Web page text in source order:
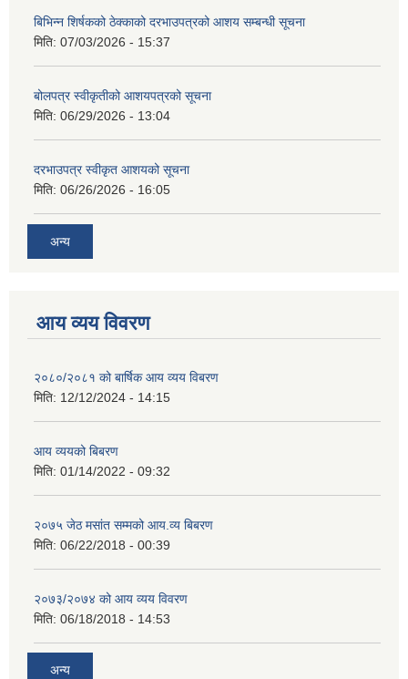
बिभिन्‍न शिर्षकको ठेक्काको दरभाउपत्रको आशय सम्बन्धी सूचना
मिति: 07/03/2026 - 15:37
बोलपत्र स्वीकृतीको आशयपत्रको सूचना
मिति: 06/29/2026 - 13:04
दरभाउपत्र स्वीकृत आशयको सूचना
मिति: 06/26/2026 - 16:05
अन्य
आय व्यय विवरण
२०८०/२०८१ को बार्षिक आय व्यय विबरण
मिति: 12/12/2024 - 14:15
आय व्ययको बिबरण
मिति: 01/14/2022 - 09:32
२०७५ जेठ मसांत सम्मको आय.व्य बिबरण
मिति: 06/22/2018 - 00:39
२०७३/२०७४ को आय व्यय विवरण
मिति: 06/18/2018 - 14:53
अन्य